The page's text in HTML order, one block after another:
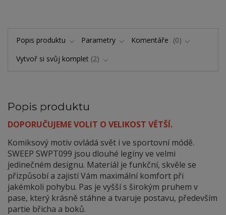
Popis produktu Parametry Komentáře
0
Vytvoř si svůj komplet 2
Popis produktu
DOPORUČUJEME VOLIT O VELIKOST VĚTŠÍ.
Komiksový motiv ovládá svět i ve sportovní módě.
SWEEP SWPT099 jsou dlouhé legíny ve velmi
jedinečném designu. Materiál je funkční, skvěle se
přizpůsobí a zajistí Vám maximální komfort při
jakémkoli pohybu. Pas je vyšší s širokým pruhem v
pase, který krásně stáhne a tvaruje postavu, především
partie břicha a boků.